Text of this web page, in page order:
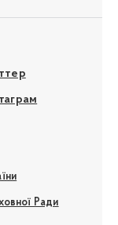
Ради